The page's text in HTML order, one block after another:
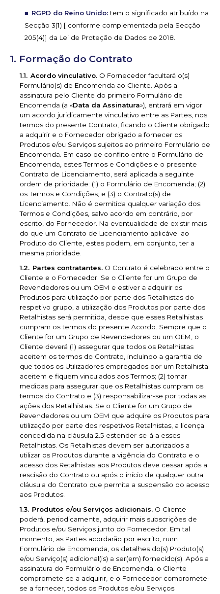
RGPD do Reino Unido:tem o significado atribuído na
Secção 3(1) [ conforme complementada pela Secção
205(4)] da Lei de Proteção de Dados de 2018.
Formação do Contrato
Acordo vinculativo. O Fornecedor facultará o(s)
Formulário(s) de Encomenda ao Cliente. Após a
assinatura pelo Cliente do primeiro Formulário de
Encomenda (a «Data da Assinatura»), entrará em vigor
um acordo juridicamente vinculativo entre as Partes, nos
termos do presente Contrato, ficando o Cliente obrigado
a adquirir e o Fornecedor obrigado a fornecer os
Produtos e/ou Serviços sujeitos ao primeiro Formulário de
Encomenda. Em caso de conflito entre o Formulário de
Encomenda, estes Termos e Condições e o presente
Contrato de Licenciamento, será aplicada a seguinte
ordem de prioridade: (1) o Formulário de Encomenda; (2)
os Termos e Condições; e (3) o Contrato(s) de
Licenciamento. Não é permitida qualquer variação dos
Termos e Condições, salvo acordo em contrário, por
escrito, do Fornecedor. Na eventualidade de existir mais
do que um Contrato de Licenciamento aplicável ao
Produto do Cliente, estes podem, em conjunto, ter a
mesma prioridade.
Partes contratantes. O Contrato é celebrado entre o
Cliente e o Fornecedor. Se o Cliente for um Grupo de
Revendedores ou um OEM e estiver a adquirir os
Produtos para utilização por parte dos Retalhistas do
respetivo grupo, a utilização dos Produtos por parte dos
Retalhistas será permitida, desde que esses Retalhistas
cumpram os termos do presente Acordo. Sempre que o
Cliente for um Grupo de Revendedores ou um OEM, o
Cliente deverá (1) assegurar que todos os Retalhistas
aceitem os termos do Contrato, incluindo a garantia de
que todos os Utilizadores empregados por um Retalhista
aceitem e fiquem vinculados aos Termos; (2) tomar
medidas para assegurar que os Retalhistas cumpram os
termos do Contrato e (3) responsabilizar-se por todas as
ações dos Retalhistas. Se o Cliente for um Grupo de
Revendedores ou um OEM que adquire os Produtos para
utilização por parte dos respetivos Retalhistas, a licença
concedida na cláusula 2.5 estender-se-á a esses
Retalhistas. Os Retalhistas devem ser autorizados a
utilizar os Produtos durante a vigência do Contrato e o
acesso dos Retalhistas aos Produtos deve cessar após a
rescisão do Contrato ou após o início de qualquer outra
cláusula do Contrato que permita a suspensão do acesso
aos Produtos.
Produtos e/ou Serviços adicionais. O Cliente
poderá, periodicamente, adquirir mais subscrições de
Produtos e/ou Serviços junto do Fornecedor. Em tal
momento, as Partes acordarão por escrito, num
Formulário de Encomenda, os detalhes do(s) Produto(s)
e/ou Serviço(s) adicional(is) a ser(em) fornecido(s). Após a
assinatura do Formulário de Encomenda, o Cliente
compromete-se a adquirir, e o Fornecedor compromete-
se a fornecer, todos os Produtos e/ou Serviços